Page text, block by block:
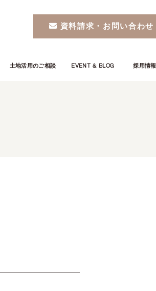
資料請求・お問い合わせ
土地活用のご相談 EVENT ＆ BLOG 採用情報